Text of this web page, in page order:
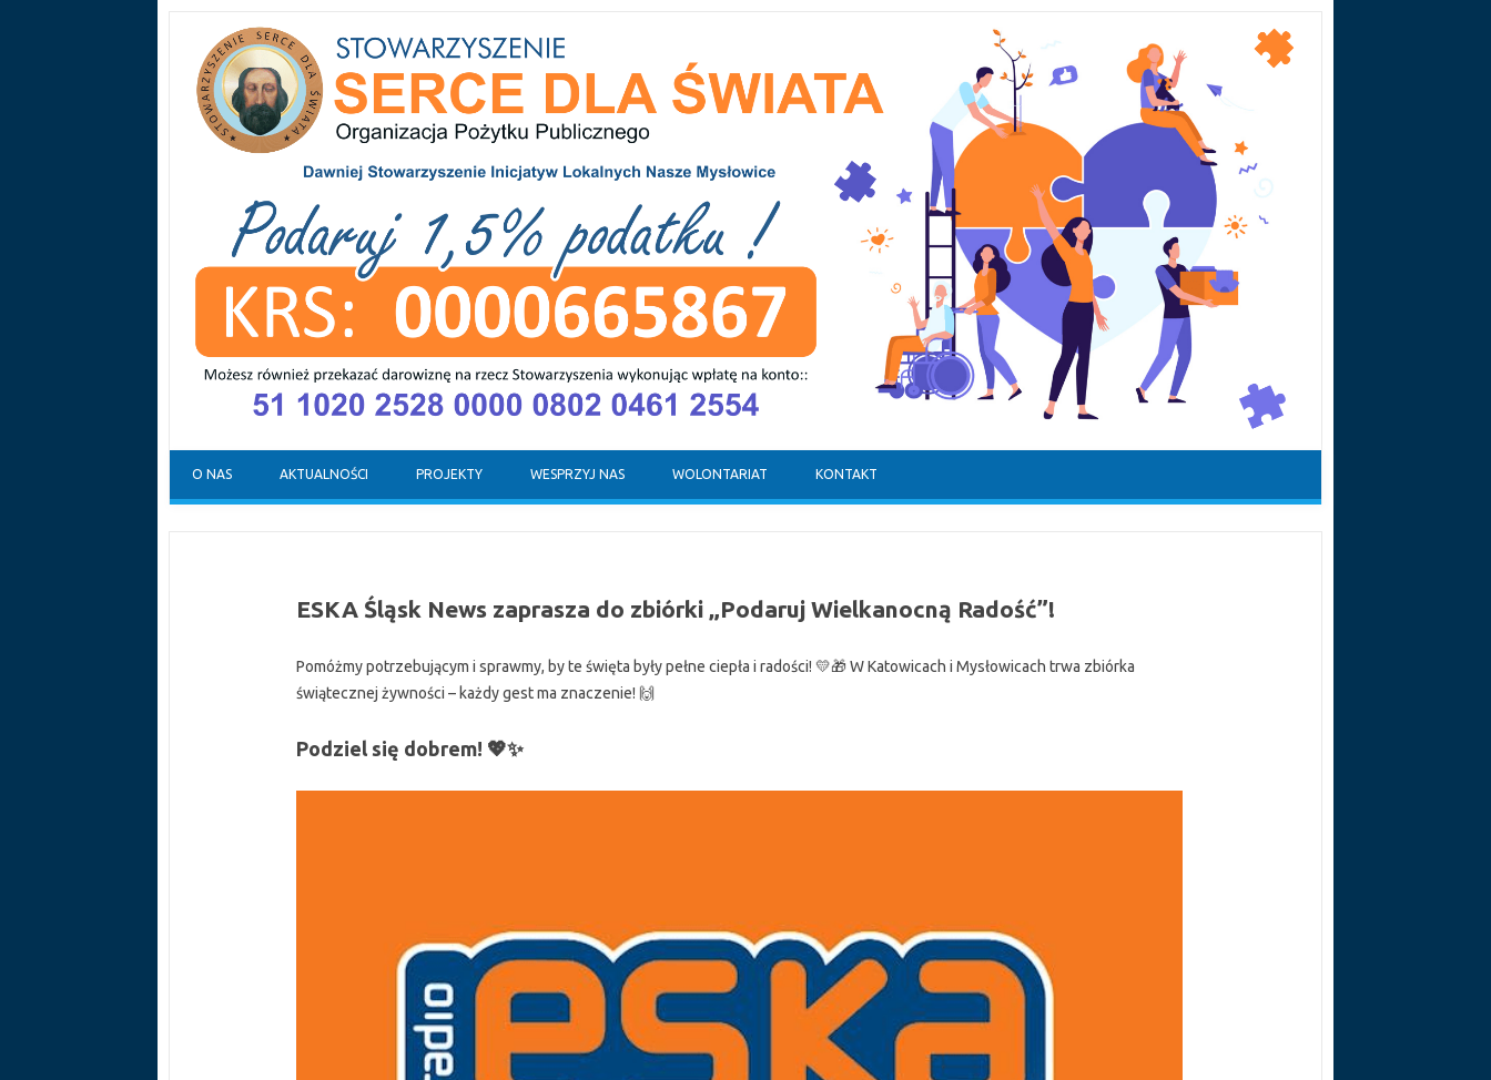
Skip to content
O NAS AKTUALNOŚCI PROJEKTY WESPRZYJ NAS WOLONTARIAT KONTAKT
ESKA Śląsk News zaprasza do zbiórki „Podaruj Wielkanocną Radość”!
Pomóżmy potrzebującym i sprawmy, by te święta były pełne ciepła i radości! 💛🎁 W Katowicach i Mysłowicach trwa zbiórka
świątecznej żywności – każdy gest ma znaczenie! 🙌
Podziel się dobrem! 💖✨